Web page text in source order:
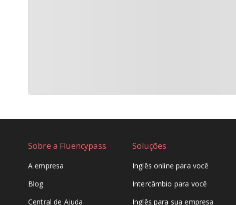
Sobre a Fluencypass
A empresa
Blog
Central de Ajuda
Soluções
Inglês online para você
Intercâmbio para você
Inglês para sua empresa